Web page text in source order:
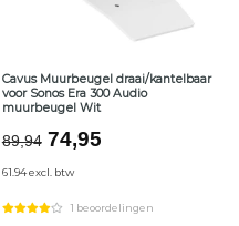
Cavus Muurbeugel draai/kantelbaar
voor Sonos Era 300 Audio
muurbeugel Wit
89,94 Oorspronkelijke
was:
€89,94.
74,95Huidige
€74,95.
61.94 excl. btw
1 beoordelingen